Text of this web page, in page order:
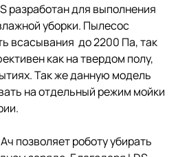
разработан для выполнения
уборки. Пылесос
всасывания до 2200 Па, так
как на твердом полу,
Так же данную модель
на отдельный режим мойки
позволяет роботу убирать